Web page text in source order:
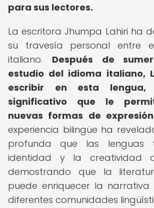
para sus lectores.
La escritora Jhumpa Lahiri ha
su travesía personal entre
italiano. Después de
estudio del idioma italiano,
escribir en esta lengua,
significativo que le
nuevas formas de
experiencia bilingüe ha
profunda que las lenguas
identidad y la creatividad
demostrando que la
puede enriquecer la
diferentes comunidades